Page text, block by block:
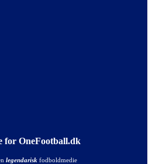
for OneFootball.dk
legendarisk fodboldmedie